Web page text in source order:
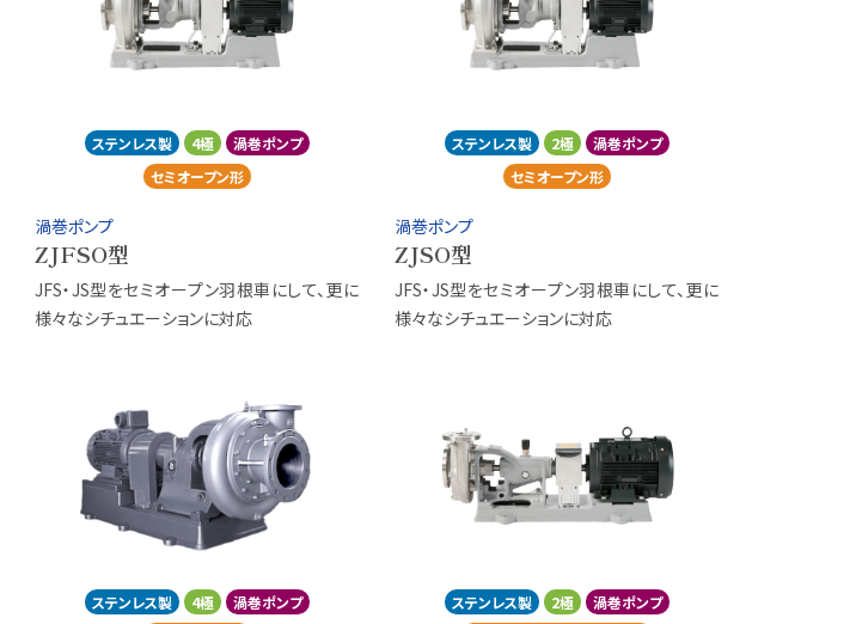
ステンレス製 4極
渦巻ポンプ
セミオープン形
渦巻ポンプ
ZJFSO型
JFS・JS型をセミオープン羽根車にして、更に
様々なシチュエーションに対応
ステンレス製 2極
渦巻ポンプ
セミオープン形
渦巻ポンプ
ZJSO型
JFS・JS型をセミオープン羽根車にして、更に
様々なシチュエーションに対応
ステンレス製 4極
渦巻ポンプ
ステンレス製 2極
渦巻ポンプ